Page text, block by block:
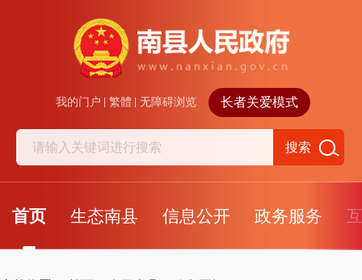
我的门户 繁體 无障碍浏览 长者关爱模式
搜索
首页 生态南县 信息公开 政务服务